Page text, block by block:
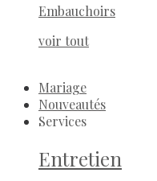
Embauchoirs
voir tout
Mariage
Nouveautés
Services
Entretien